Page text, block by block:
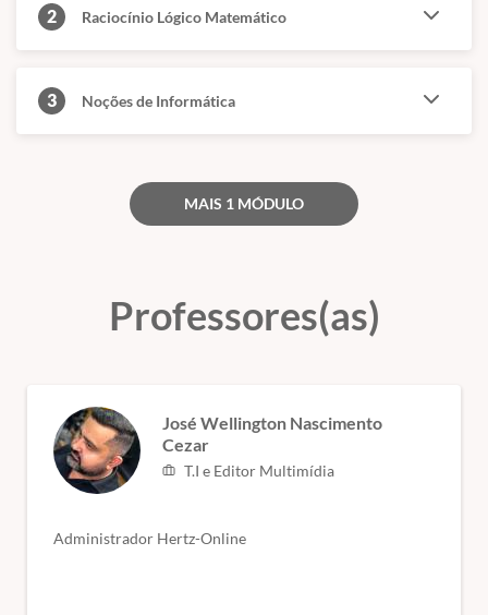
2 Raciocínio Lógico Matemático
3 Noções de Informática
MAIS 1 MÓDULO
Professores(as)
José Wellington Nascimento
Cezar
T.I e Editor Multimídia
Administrador Hertz-Online